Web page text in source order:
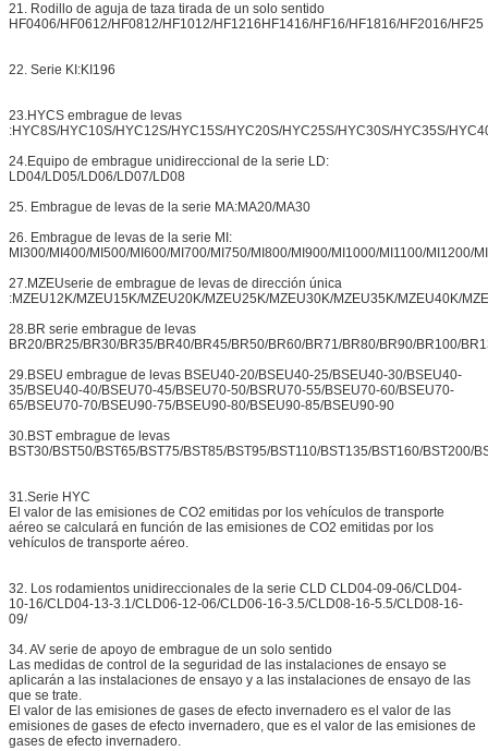
21. Rodillo de aguja de taza tirada de un solo sentido
HF0406/HF0612/HF0812/HF1012/HF1216HF1416/HF16/HF1816/HF2016/HF25
22. Serie KI:KI196
23.HYCS embrague de levas
:HYC8S/HYC10S/HYC12S/HYC15S/HYC20S/HYC25S/HYC30S/HYC35S/
24.Equipo de embrague unidireccional de la serie LD:
LD04/LD05/LD06/LD07/LD08
25. Embrague de levas de la serie MA:MA20/MA30
26. Embrague de levas de la serie MI:
MI300/MI400/MI500/MI600/MI700/MI750/MI800/MI900/MI1000/MI1100/MI1200/
27.MZEUserie de embrague de levas de dirección única
:MZEU12K/MZEU15K/MZEU20K/MZEU25K/MZEU30K/MZEU35K/MZEU40K/
28.BR serie embrague de levas
BR20/BR25/BR30/BR35/BR40/BR45/BR50/BR60/BR71/BR80/BR90/BR100/
29.BSEU embrague de levas BSEU40-20/BSEU40-25/BSEU40-30/BSEU40-
35/BSEU40-40/BSEU70-45/BSEU70-50/BSRU70-55/BSEU70-60/BSEU70-
65/BSEU70-70/BSEU90-75/BSEU90-80/BSEU90-85/BSEU90-90
30.BST embrague de levas
BST30/BST50/BST65/BST75/BST85/BST95/BST110/BST135/BST160/
31.Serie HYC
El valor de las emisiones de CO2 emitidas por los vehículos de transporte
aéreo se calculará en función de las emisiones de CO2 emitidas por los
vehículos de transporte aéreo.
32. Los rodamientos unidireccionales de la serie CLD CLD04-09-06/CLD04-
10-16/CLD04-13-3.1/CLD06-12-06/CLD06-16-3.5/CLD08-16-5.5/CLD08-16-
09/
34. AV serie de apoyo de embrague de un solo sentido
Las medidas de control de la seguridad de las instalaciones de ensayo se
aplicarán a las instalaciones de ensayo y a las instalaciones de ensayo de las
que se trate.
El valor de las emisiones de gases de efecto invernadero es el valor de las
emisiones de gases de efecto invernadero, que es el valor de las emisiones de
gases de efecto invernadero.